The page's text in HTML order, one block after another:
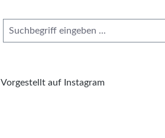
Vorgestellt auf Instagram